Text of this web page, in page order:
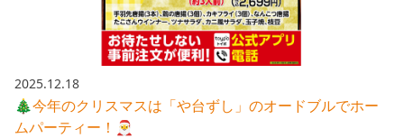
2025.12.18
🎄今年のクリスマスは「や台ずし」のオードブルでホー
ムパーティー！🎅